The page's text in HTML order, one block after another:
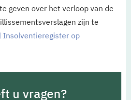
geven over het verloop van de
zijn te
Insolventieregister op
u vragen?